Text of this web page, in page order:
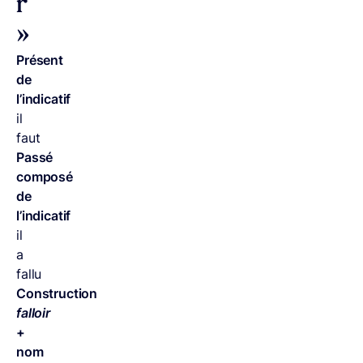
r
»
Présent
de
l’indicatif
il
faut
Passé
composé
de
l’indicatif
il
a
fallu
Construction
falloir
+
nom